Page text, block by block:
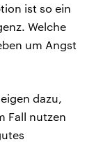
ist so ein
Welche
um Angst
dazu,
Fall nutzen